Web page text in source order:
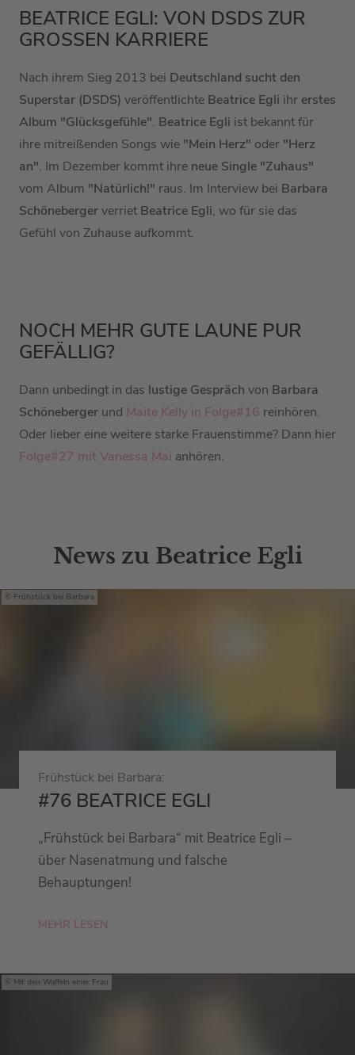
BEATRICE EGLI: VON DSDS ZUR
GROSSEN KARRIERE
Nach ihrem Sieg 2013 bei Deutschland sucht den
Superstar (DSDS) veröffentlichte Beatrice Egli ihr erstes
Album "Glücksgefühle". Beatrice Egli ist bekannt für
ihre mitreißenden Songs wie "Mein Herz" oder "Herz
an". Im Dezember kommt ihre neue Single "Zuhaus"
vom Album "Natürlich!" raus. Im Interview bei Barbara
Schönebergerverriet Beatrice Egli, wo für sie das
Gefühl von Zuhause aufkommt.
NOCH MEHR GUTE LAUNE PUR
GEFÄLLIG?
Dann unbedingt in das lustige Gespräch von Barbara
Schöneberger und Maite Kelly in Folge#16 reinhören.
Oder lieber eine weitere starke Frauenstimme? Dann hier
Folge#27 mit Vanessa Mai anhören.
News zu Beatrice Egli
Frühstück bei Barbara
Frühstück bei Barbara:
#76 BEATRICE EGLI
„Frühstück bei Barbara“ mit Beatrice Egli –
über Nasenatmung und falsche
Behauptungen!
MEHR LESEN
Mit den Waffeln einer Frau